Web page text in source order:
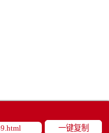
一键复制